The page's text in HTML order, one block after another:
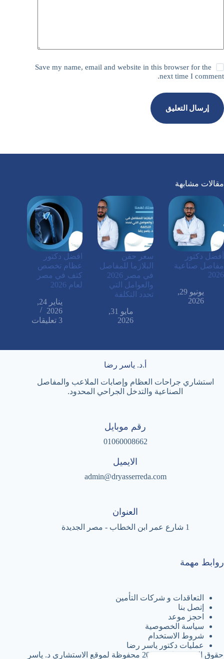
Save my name, email and website in this browser for the
next time I comment.
إرسال التعليق
مقالات مشابهة
أفضل دكتور
مفاصل صناعية
2026
يونيو 29,
2026
سعر حقن
البلازما للمفاصل
في مصر 2026
والعوامل التي
تحدد التكلفة
مايو 31,
2026
افضل دكتور
عظام تخصص
كتف في مصر
لعام 2026
يناير 24,
2026
3 تعليقات
أ.د. ياسر رضا
استشاري جراحات العظام وإصابات الملاعب والمفاصل
الصناعية والتدخل الجراحي المحدود.
رقم موبايل
01060008662
الايميل
admin@dryasserreda.com
العنوان
1 شارع عمر ابن الخطاب - مصر الجديدة
روابط مهمة
التعاقدات و شركات التأمين
إتصل بنا
احجز موعد
سياسة الخصوصية
شروط الاستخدام
عمليات دكتور ياسر رضا
حقوق النشر © لعام 2026 محفوظة لموقع الاستشاري د. ياسر
English